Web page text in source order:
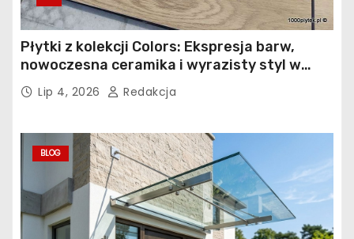
Płytki z kolekcji Colors: Ekspresja barw,
nowoczesna ceramika i wyrazisty styl w
łazience, kuchni i salonie
Lip 4, 2026 Redakcja
BLOG